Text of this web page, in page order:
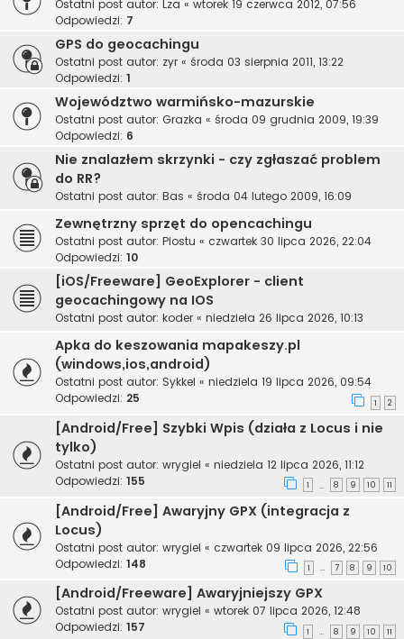
Ostatni post autor: Lza « wtorek 19 czerwca 2012, 07:56
Odpowiedzi: 7
GPS do geocachingu
Ostatni post autor: zyr « środa 03 sierpnia 2011, 13:22
Odpowiedzi: 1
Województwo warmińsko-mazurskie
Ostatni post autor: Grazka « środa 09 grudnia 2009, 19:39
Odpowiedzi: 6
Nie znalazłem skrzynki - czy zgłaszać problem
do RR?
Ostatni post autor: Bas « środa 04 lutego 2009, 16:09
Zewnętrzny sprzęt do opencachingu
Ostatni post autor: Piostu « czwartek 30 lipca 2026, 22:04
Odpowiedzi: 10
[iOS/Freeware] GeoExplorer - client
geocachingowy na IOS
Ostatni post autor: koder « niedziela 26 lipca 2026, 10:13
Apka do keszowania mapakeszy.pl
(windows,ios,android)
Ostatni post autor: Sykkel « niedziela 19 lipca 2026, 09:54
Odpowiedzi: 25 1 2
[Android/Free] Szybki Wpis (działa z Locus i nie
tylko)
Ostatni post autor: wrygiel « niedziela 12 lipca 2026, 11:12
Odpowiedzi: 155 1 … 8 9 10 11
[Android/Free] Awaryjny GPX (integracja z
Locus)
Ostatni post autor: wrygiel « czwartek 09 lipca 2026, 22:56
Odpowiedzi: 148 1 … 7 8 9 10
[Android/Freeware] Awaryjniejszy GPX
Ostatni post autor: wrygiel « wtorek 07 lipca 2026, 12:48
Odpowiedzi: 157 1 … 8 9 10 11